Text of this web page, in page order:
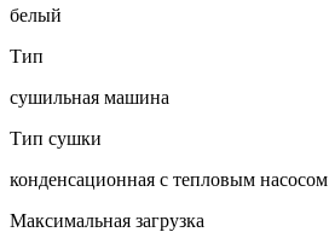
белый
Тип
сушильная машина
Тип сушки
конденсационная с тепловым насосом
Максимальная загрузка